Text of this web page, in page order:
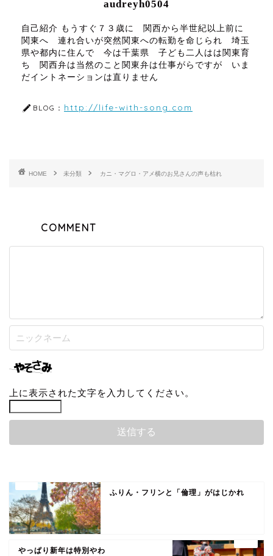
audreyh0504
自己紹介 もうすぐ７３歳に 関西から半世紀以上前に
関東へ 連れ合いが突然関東への転勤を命じられ 埼玉
県や都内に住んで 今は千葉県 子ども二人はは関東育
ち 関西弁は当然のこと関東弁は仕事がらですが いま
だイントネーションは直りません
BLOG： http://life-with-song.com
HOME 未分類 カニ・マグロ・アメ横のお兄さんの声も枯れ
COMMENT
上に表示された文字を入力してください。
ふりん・フリンと「倫理」がはじかれ
やっぱり新年は特別やわ